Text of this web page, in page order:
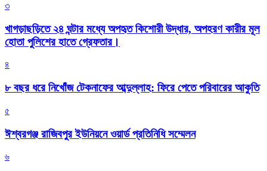
৩
খাগড়াছড়িতে ২৪ ঘন্টার মধ্যে অপহৃত কিশোরী উদ্ধার, অপহরণ কারীর মূল
হোতা পুলিশের হাতে গ্রেফতার।
৪
৮ বছর ধরে নিখোঁজ টেকনাফের আব্দুল্লাহ: ফিরে পেতে পরিবারের আকুতি
৫
ঈশ্বরগঞ্জ রাজিবপুর ইউনিয়নে ওয়ার্ড প্রতিনিধি সম্মেলন
৬